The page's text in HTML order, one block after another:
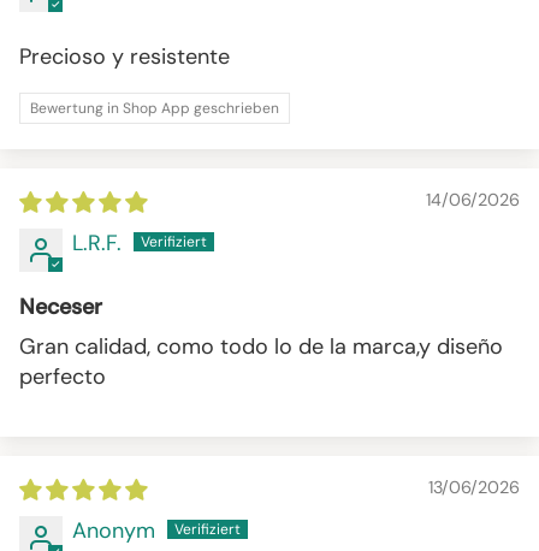
Precioso y resistente
Bewertung in Shop App geschrieben
14/06/2026
L.R.F.
Neceser
Gran calidad, como todo lo de la marca,y diseño
perfecto
13/06/2026
Anonym